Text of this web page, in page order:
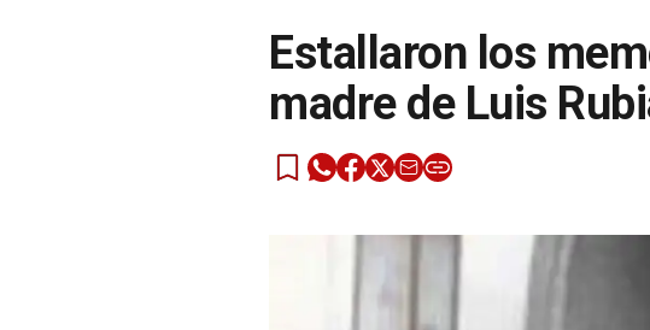
Estallaron los
madre de Luis